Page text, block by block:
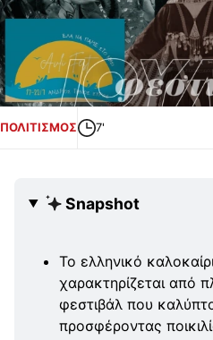
ΠΟΛΙΤΙΣΜΟΣ 7'
Snapshot
Το ελληνικό
χαρακτηρίζεται από
φεστιβάλ που
προσφέροντας